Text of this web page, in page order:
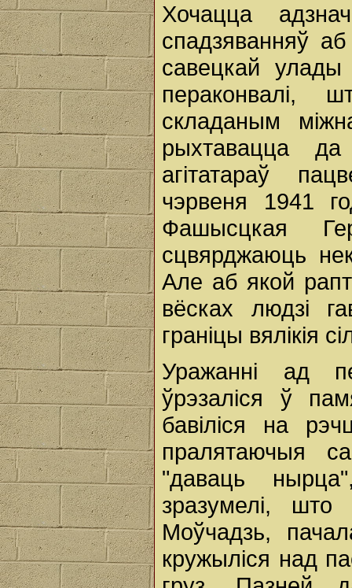
Хочацца
спадзяванняў
савецкай
пераконвалі,
складаным
рыхтавацца
агітатараў
чэрвеня 1941
Фашысцкая
сцвярджаюць
Але аб якой
вёсках людзі
граніцы вялікія
Уражанні ад
ўрэзаліся ў
бавіліся на
пралятаючыя
"даваць
зразумелі, што
Моўчадзь,
кружыліся над